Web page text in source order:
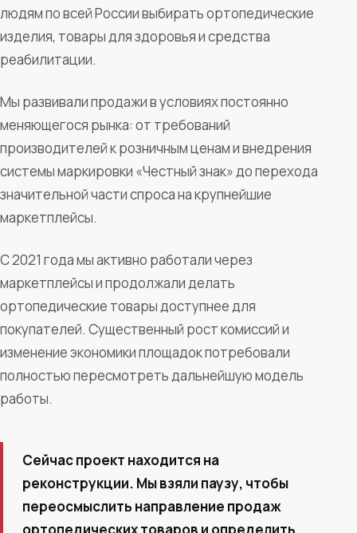
людям по всей России выбирать ортопедические
изделия, товары для здоровья и средства
реабилитации.
Мы развивали продажи в условиях постоянно
меняющегося рынка: от требований
производителей к розничным ценам и внедрения
системы маркировки «Честный знак» до перехода
значительной части спроса на крупнейшие
маркетплейсы.
С 2021 года мы активно работали через
маркетплейсы и продолжали делать
ортопедические товары доступнее для
покупателей. Существенный рост комиссий и
изменение экономики площадок потребовали
полностью пересмотреть дальнейшую модель
работы.
Сейчас проект находится на
реконструкции. Мы взяли паузу, чтобы
переосмыслить направление продаж